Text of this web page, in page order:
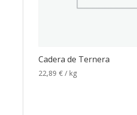
Cadera de Ternera
22,89 € / kg